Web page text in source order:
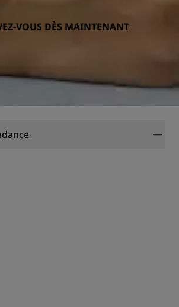
VOUS DÈS MAINTENANT